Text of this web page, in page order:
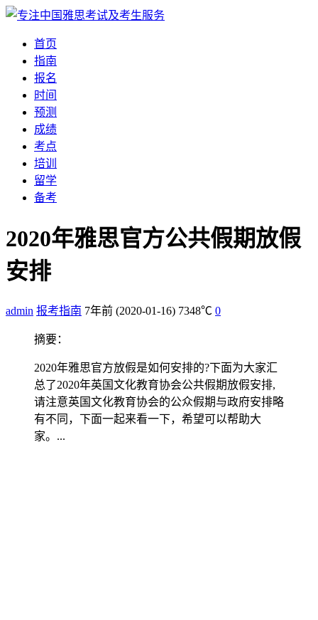
首页
指南
报名
时间
预测
成绩
考点
培训
留学
备考
2020年雅思官方公共假期放假
安排
admin 报考指南 7年前 (2020-01-16) 7348℃ 0
摘要：
2020年雅思官方放假是如何安排的?下面为大家汇
总了2020年英国文化教育协会公共假期放假安排,
请注意英国文化教育协会的公众假期与政府安排略
有不同，下面一起来看一下，希望可以帮助大
家。...